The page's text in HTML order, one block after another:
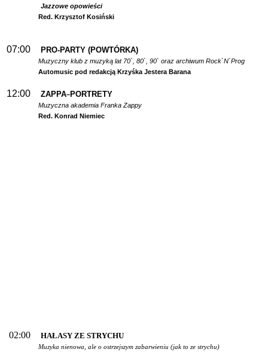
Jazzowe opowieści
Red. Krzysztof Kosiński
07:00 PRO-PARTY (POWTÓRKA)
Muzyczny klub z muzyką lat 70`, 80`, 90` oraz archiwum Rock`N`Prog
Automusic pod redakcją Krzyśka Jestera Barana
12:00 ZAPPA–PORTRETY
Muzyczna akademia Franka Zappy
Red. Konrad Niemiec
02:00 HAŁASY ZE STRYCHU
Muzyka nienowa, ale o ostrzejszym zabarwieniu (jak to ze strychu)